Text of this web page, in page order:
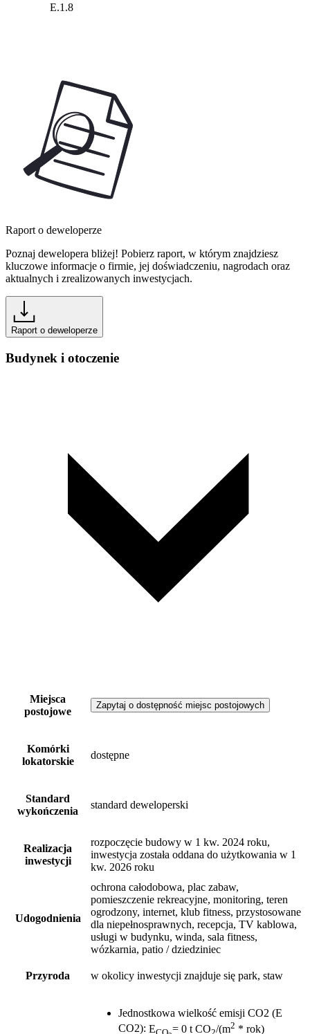
E.1.8
Raport o deweloperze
Poznaj dewelopera bliżej! Pobierz raport, w którym znajdziesz
kluczowe informacje o firmie, jej doświadczeniu, nagrodach oraz
aktualnych i zrealizowanych inwestycjach.
Raport o deweloperze
Budynek i otoczenie
Miejsca
postojowe
Zapytaj o dostępność miejsc postojowych
Komórki
lokatorskie
dostępne
Standard
wykończenia
standard deweloperski
Realizacja
inwestycji
rozpoczęcie budowy w 1 kw. 2024 roku,
inwestycja została oddana do użytkowania w 1
kw. 2026 roku
Udogodnienia
ochrona całodobowa, plac zabaw,
pomieszczenie rekreacyjne, monitoring, teren
ogrodzony, internet, klub fitness, przystosowane
dla niepełnosprawnych, recepcja, TV kablowa,
usługi w budynku, winda, sala fitness,
wózkarnia, patio / dziedziniec
Przyroda w okolicy inwestycji znajduje się park, staw
Jednostkowa wielkość emisji CO2 (E
CO2): E = 0 t CO /(m2 * rok)